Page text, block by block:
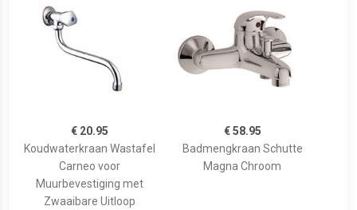
€ 20.95
Koudwaterkraan Wastafel
Carneo voor
Muurbevestiging met
Zwaaibare Uitloop
€ 58.95
Badmengkraan Schutte
Magna Chroom